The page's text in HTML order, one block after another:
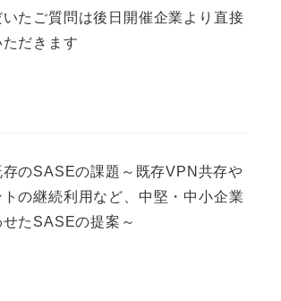
たご質問は後日開催企業より直接
だきます
存のSASEの課題～既存VPN共存や
の継続利用など、中堅・中小企業
たSASEの提案～